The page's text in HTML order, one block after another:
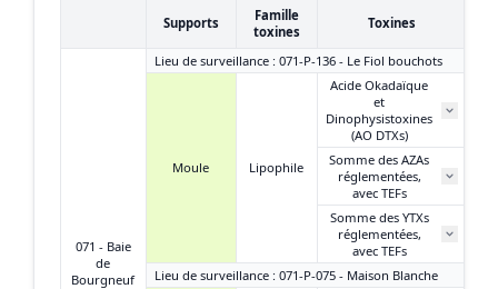
Supports
Famille
toxines
Toxines
071 - Baie
de
Bourgneuf
Lieu de surveillance : 071-P-136 - Le Fiol bouchots
Moule Lipophile
Acide Okadaïque
et
Dinophysistoxines
(AO DTXs)
Somme des AZAs
réglementées,
avec TEFs
Somme des YTXs
réglementées,
avec TEFs
Lieu de surveillance : 071-P-075 - Maison Blanche